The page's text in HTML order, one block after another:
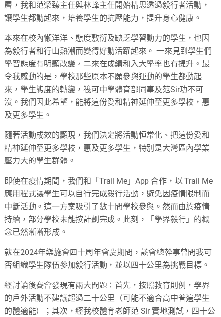
層，我和范榮臻主任與林峰主任開始構思透過毅行者活動，
讓學生都動起來，培養學生的抗壓能力，提升身心健康。
本來在校內懶洋洋、態度敷衍及缺乏學習動力的學生，也因
為毅行者和行山熱潮而變得好動活躍起來。 一來見到學生們
學習態度有明顯改變，二來在成績和入大學率也有提升。最
令我感動的是，學校那些原本不願參與運動的學生都動起
來，學生態度的轉變，筏可中學體育部同事及范Sir功不可
沒。我們因此希望，能將這份愛和精神延伸至更多學校，惠
及更多學生。
隨著活動成效的顯現，我們決定將活動恒常化、把這份愛和
精神延伸至更多學校，惠及更多學生，特別是大灣區內學業
壓力大的學生群體。
即使在疫情期間，我們和「Trail Me」App 合作，以 Trail Me
應用程式讓學生可以自行完成毅行活動，避免因疫情限制而
中斷活動。這一方案吸引了數十間學校參與。然而由於疫情
持續，部分學校未能按計劃完成。此刻，「學界毅行」的概
念已然漸漸形成。
就在2024年樂施會四十周年會慶期間，該會總幹事曾問我可
否組織學生隊伍參加毅行活動，並以四十公里為挑戰目標。
經討論後賽會發現有兩大問題：首先，按照教育則例，學界
的戶外活動不建議超過二十公里（可能不適合高中普遍學生
的體適能）；其次，經我校體育老師范 Sir 實地測試，四十公